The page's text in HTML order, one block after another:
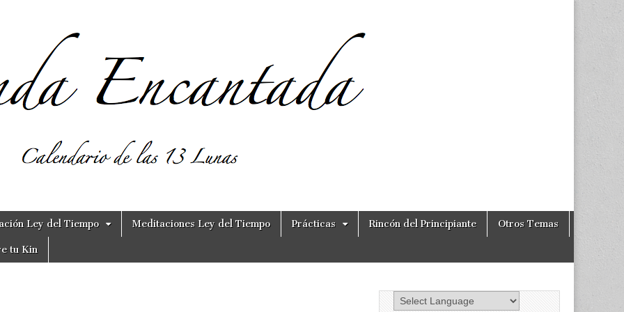
Ley del Tiempo Meditaciones Ley del Tiempo Prácticas Rincón del Principiante Otros Temas
tu Kin